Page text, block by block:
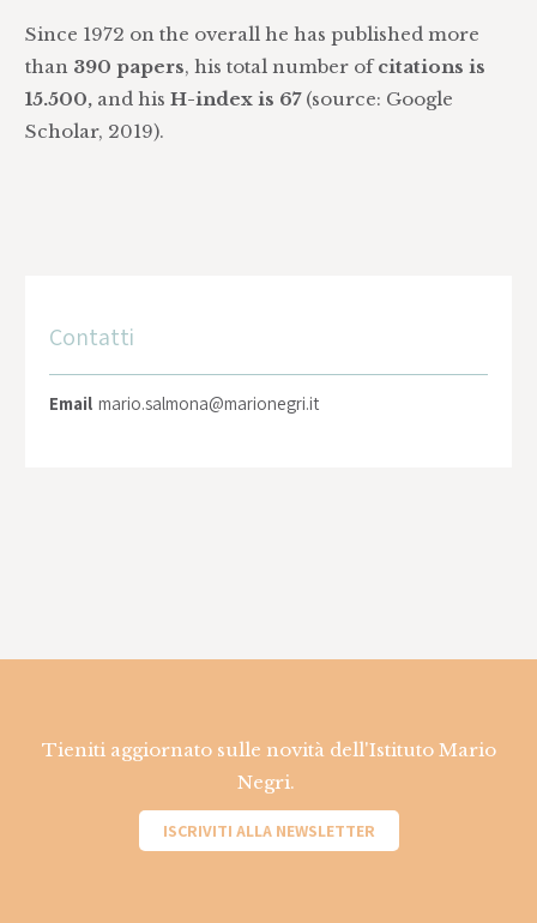
Since 1972 on the overall he has published more
than 390 papers, his total number ofcitations is
15.500, and hisH-index is 67(source: Google
Scholar, 2019).
Contatti
Email mario.salmona@marionegri.it
Tieniti aggiornato sulle novità dell'Istituto Mario
Negri.
ISCRIVITI ALLA NEWSLETTER